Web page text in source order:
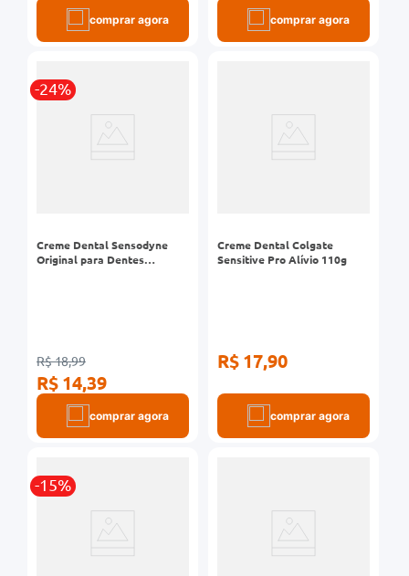
comprar agora comprar agora
-24%
Creme Dental Sensodyne
Original para Dentes
R$ 18,99
R$ 14,39
comprar agora
Creme Dental Colgate
Sensitive Pro Alívio 110g
R$ 17,90
comprar agora
-15%